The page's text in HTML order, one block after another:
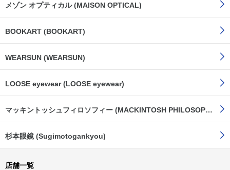
メゾン オプティカル (MAISON OPTICAL)
BOOKART (BOOKART)
WEARSUN (WEARSUN)
LOOSE eyewear (LOOSE eyewear)
マッキントッシュフィロソフィー (MACKINTOSH PHILOSOPHY)
杉本眼鏡 (Sugimotogankyou)
店舗一覧